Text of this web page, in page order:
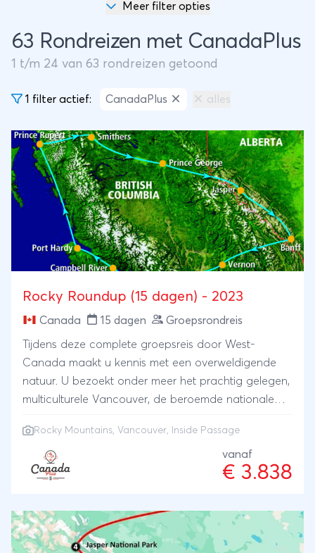
Meer filter opties
63 Rondreizen met CanadaPlus
1 t/m 24 van 63 rondreizen getoond
1 filter actief: CanadaPlus alles
Rocky Roundup (15 dagen) - 2023
Canada 15 dagen Groepsrondreis
Tijdens deze complete groepsreis door West-
Canada maakt u kennis met een overweldigende
natuur. U bezoekt onder meer het prachtig gelegen,
multiculturele Vancouver, de beroemde nationale
Vancouver Island. Hoogtepunt van de reis is de
boottocht door de majestueuze 'Inside Passage'.
Sinds jaren een favoriet onderdeel in ons Canada-
spectaculaire zeeroute langs de westkust van
Canada. U vaart tussen de westkust van Canada
en de vele eilanden die voor de kust liggen.
Rocky Mountains, Vancouver, Inside Passage
vanaf
€ 3.838